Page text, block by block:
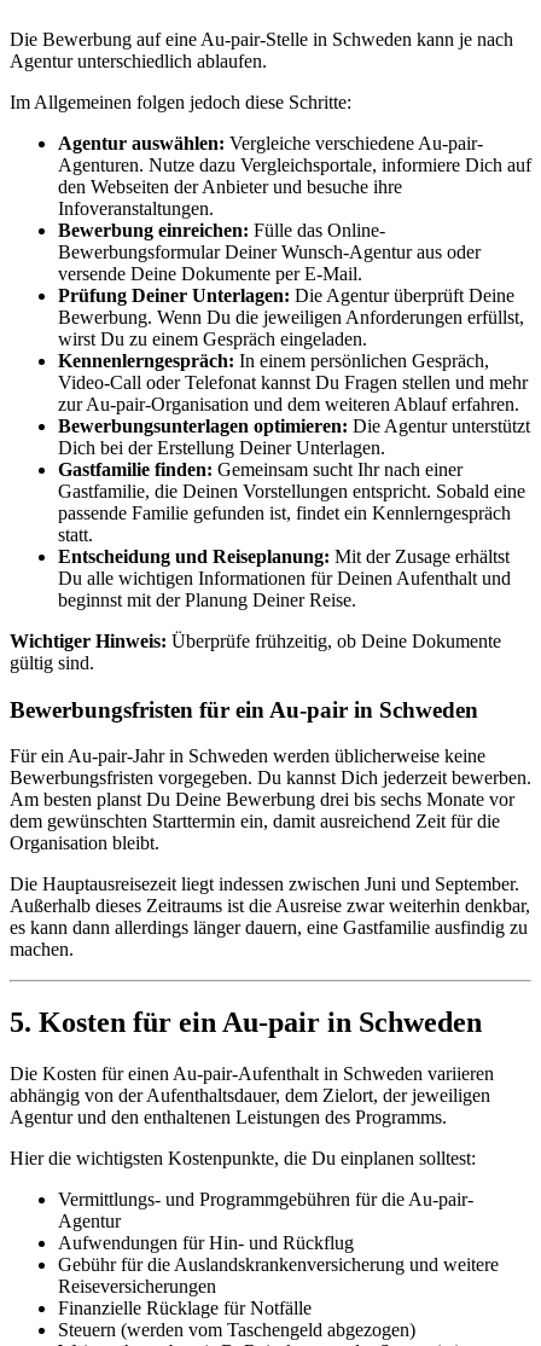
Die Bewerbung auf eine Au-pair-Stelle in Schweden kann je nach
Agentur unterschiedlich ablaufen.
Im Allgemeinen folgen jedoch diese Schritte:
Agentur auswählen: Vergleiche verschiedene Au-pair-
Agenturen. Nutze dazu Vergleichsportale, informiere Dich auf
den Webseiten der Anbieter und besuche ihre
Infoveranstaltungen.
Bewerbung einreichen: Fülle das Online-
Bewerbungsformular Deiner Wunsch-Agentur aus oder
versende Deine Dokumente per E-Mail.
Prüfung Deiner Unterlagen: Die Agentur überprüft Deine
Bewerbung. Wenn Du die jeweiligen Anforderungen erfüllst,
wirst Du zu einem Gespräch eingeladen.
Kennenlerngespräch: In einem persönlichen Gespräch,
Video-Call oder Telefonat kannst Du Fragen stellen und mehr
zur Au-pair-Organisation und dem weiteren Ablauf erfahren.
Bewerbungsunterlagen optimieren: Die Agentur unterstützt
Dich bei der Erstellung Deiner Unterlagen.
Gastfamilie finden: Gemeinsam sucht Ihr nach einer
Gastfamilie, die Deinen Vorstellungen entspricht. Sobald eine
passende Familie gefunden ist, findet ein Kennlerngespräch
statt.
Entscheidung und Reiseplanung: Mit der Zusage erhältst
Du alle wichtigen Informationen für Deinen Aufenthalt und
beginnst mit der Planung Deiner Reise.
Wichtiger Hinweis: Überprüfe frühzeitig, ob Deine Dokumente
gültig sind.
Bewerbungsfristen für ein Au-pair in Schweden
Für ein Au-pair-Jahr in Schweden werden üblicherweise keine
Bewerbungsfristen vorgegeben. Du kannst Dich jederzeit bewerben.
Am besten planst Du Deine Bewerbung drei bis sechs Monate vor
dem gewünschten Starttermin ein, damit ausreichend Zeit für die
Organisation bleibt.
Die Hauptausreisezeit liegt indessen zwischen Juni und September.
Außerhalb dieses Zeitraums ist die Ausreise zwar weiterhin denkbar,
es kann dann allerdings länger dauern, eine Gastfamilie ausfindig zu
machen.
5. Kosten für ein Au-pair in Schweden
Die Kosten für einen Au-pair-Aufenthalt in Schweden variieren
abhängig von der Aufenthaltsdauer, dem Zielort, der jeweiligen
Agentur und den enthaltenen Leistungen des Programms.
Hier die wichtigsten Kostenpunkte, die Du einplanen solltest:
Vermittlungs- und Programmgebühren für die Au-pair-
Agentur
Aufwendungen für Hin- und Rückflug
Gebühr für die Auslandskrankenversicherung und weitere
Reiseversicherungen
Finanzielle Rücklage für Notfälle
Steuern (werden vom Taschengeld abgezogen)